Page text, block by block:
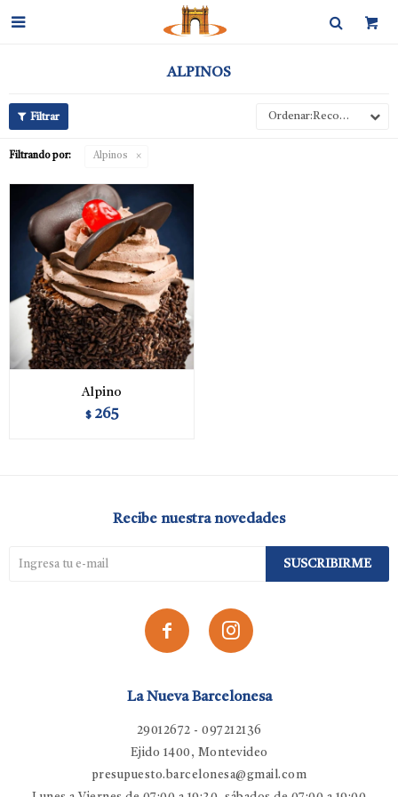

ALPINOS
Recomendados
Filtrando por: Alpinos
Alpino
$ 265
La Nueva Barcelonesa
29012672 - 097212136
Ejido 1400, Montevideo
presupuesto.barcelonesa@gmail.com
Recibe nuestra novedades
SUSCRIBIRME
 